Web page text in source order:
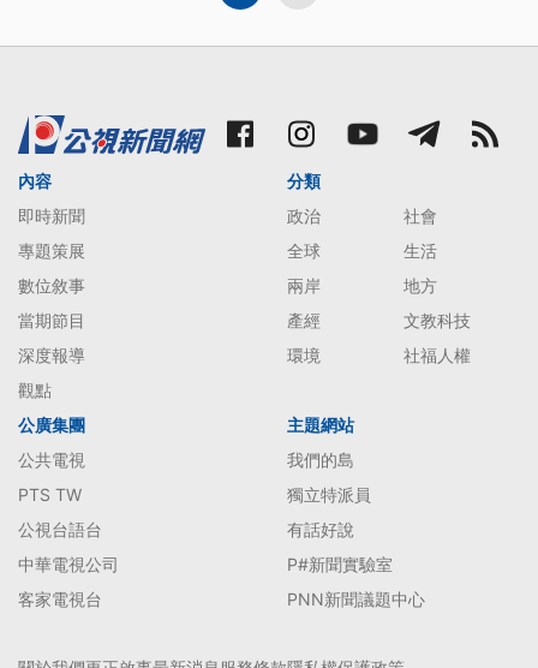
內容
即時新聞
專題策展
數位敘事
當期節目
深度報導
觀點
分類
政治
社會
全球
生活
兩岸
地方
產經
文教科技
環境
社福人權
公廣集團
公共電視
PTS TW
公視台語台
中華電視公司
客家電視台
主題網站
我們的島
獨立特派員
有話好說
P#新聞實驗室
PNN新聞議題中心